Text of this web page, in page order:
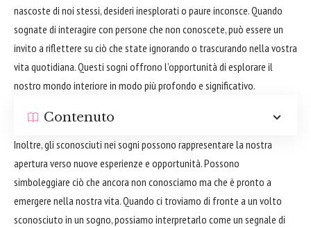
nascoste di noi stessi, desideri inesplorati o paure inconsce. Quando
sognate di interagire con persone che non conoscete, può essere un
invito a riflettere su ciò che state ignorando o trascurando nella vostra
vita quotidiana. Questi sogni offrono l’opportunità di esplorare il
nostro mondo interiore in modo più profondo e significativo.
Contenuto
Inoltre, gli sconosciuti nei sogni possono rappresentare la nostra
apertura verso nuove esperienze e opportunità. Possono
simboleggiare ciò che ancora non conosciamo ma che è pronto a
emergere nella nostra vita. Quando ci troviamo di fronte a un volto
sconosciuto in un sogno, possiamo interpretarlo come un segnale di